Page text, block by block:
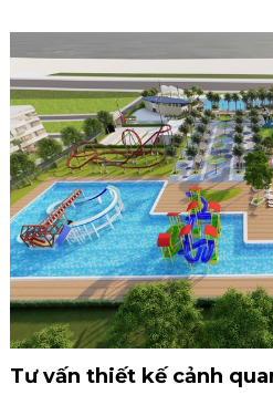
Tư vấn thiết kế cảnh